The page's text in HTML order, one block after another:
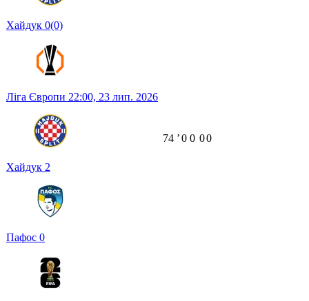
Хайдук 0(0)
Ліга Європи 22:00, 23 лип. 2026
Хайдук 2
Пафос 0
74 ʼ0 0 00